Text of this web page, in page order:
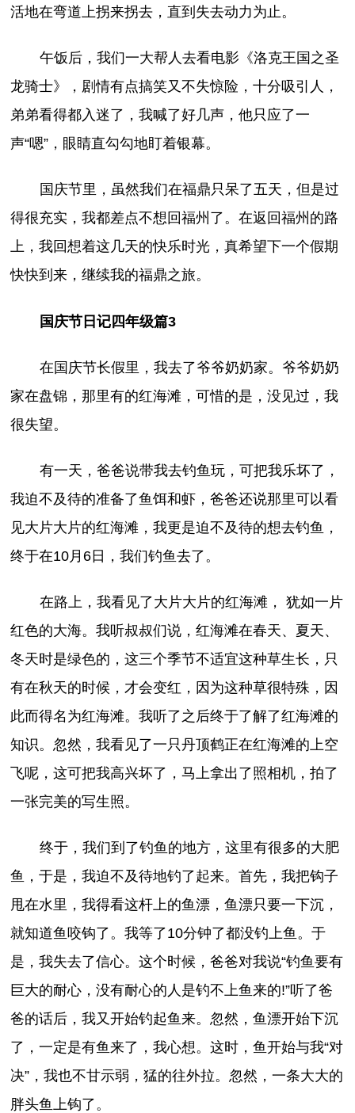
活地在弯道上拐来拐去，直到失去动力为止。
午饭后，我们一大帮人去看电影《洛克王国之圣
龙骑士》，剧情有点搞笑又不失惊险，十分吸引人，
弟弟看得都入迷了，我喊了好几声，他只应了一
声“嗯”，眼睛直勾勾地盯着银幕。
国庆节里，虽然我们在福鼎只呆了五天，但是过
得很充实，我都差点不想回福州了。在返回福州的路
上，我回想着这几天的快乐时光，真希望下一个假期
快快到来，继续我的福鼎之旅。
国庆节日记四年级篇3
在国庆节长假里，我去了爷爷奶奶家。爷爷奶奶
家在盘锦，那里有的红海滩，可惜的是，没见过，我
很失望。
有一天，爸爸说带我去钓鱼玩，可把我乐坏了，
我迫不及待的准备了鱼饵和虾，爸爸还说那里可以看
见大片大片的红海滩，我更是迫不及待的想去钓鱼，
终于在10月6日，我们钓鱼去了。
在路上，我看见了大片大片的红海滩， 犹如一片
红色的大海。我听叔叔们说，红海滩在春天、夏天、
冬天时是绿色的，这三个季节不适宜这种草生长，只
有在秋天的时候，才会变红，因为这种草很特殊，因
此而得名为红海滩。我听了之后终于了解了红海滩的
知识。忽然，我看见了一只丹顶鹤正在红海滩的上空
飞呢，这可把我高兴坏了，马上拿出了照相机，拍了
一张完美的写生照。
终于，我们到了钓鱼的地方，这里有很多的大肥
鱼，于是，我迫不及待地钓了起来。首先，我把钩子
甩在水里，我得看这杆上的鱼漂，鱼漂只要一下沉，
就知道鱼咬钩了。我等了10分钟了都没钓上鱼。于
是，我失去了信心。这个时候，爸爸对我说“钓鱼要有
巨大的耐心，没有耐心的人是钓不上鱼来的!”听了爸
爸的话后，我又开始钓起鱼来。忽然，鱼漂开始下沉
了，一定是有鱼来了，我心想。这时，鱼开始与我“对
决”，我也不甘示弱，猛的往外拉。忽然，一条大大的
胖头鱼上钩了。